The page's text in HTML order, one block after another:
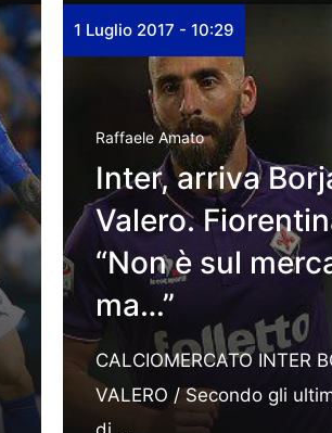
1 Luglio 2017 - 10:29
Raffaele Amato
Inter, arriva
Valero.
“Non è sul
ma…”
CALCIOMERCATO INTER
VALERO / Secondo gli